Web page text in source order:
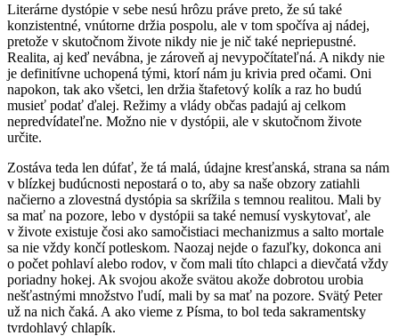
Literárne dystópie v sebe nesú hrôzu práve preto, že sú také
konzistentné, vnútorne držia pospolu, ale v tom spočíva aj nádej,
pretože v skutočnom živote nikdy nie je nič také nepriepustné.
Realita, aj keď nevábna, je zároveň aj nevypočítateľná. A nikdy nie
je definitívne uchopená tými, ktorí nám ju krivia pred očami. Oni
napokon, tak ako všetci, len držia štafetový kolík a raz ho budú
musieť podať ďalej. Režimy a vlády občas padajú aj celkom
nepredvídateľne. Možno nie v dystópii, ale v skutočnom živote
určite.
Zostáva teda len dúfať, že tá malá, údajne kresťanská, strana sa nám
v blízkej budúcnosti nepostará o to, aby sa naše obzory zatiahli
načierno a zlovestná dystópia sa skrížila s temnou realitou. Mali by
sa mať na pozore, lebo v dystópii sa také nemusí vyskytovať, ale
v živote existuje čosi ako samočistiaci mechanizmus a salto mortale
sa nie vždy končí potleskom. Naozaj nejde o fazuľky, dokonca ani
o počet pohlaví alebo rodov, v čom mali títo chlapci a dievčatá vždy
poriadny hokej. Ak svojou akože svätou akože dobrotou urobia
nešťastnými množstvo ľudí, mali by sa mať na pozore. Svätý Peter
už na nich čaká. A ako vieme z Písma, to bol teda sakramentsky
tvrdohlavý chlapík.